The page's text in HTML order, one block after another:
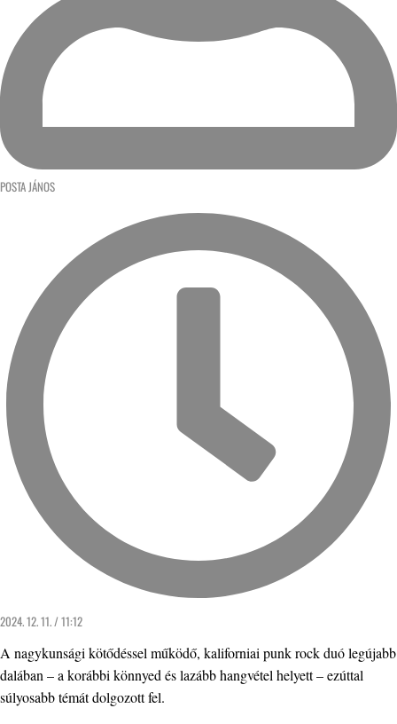
POSTA JÁNOS
2024. 12. 11. / 11:12
A nagykunsági kötődéssel működő, kaliforniai punk rock duó legújabb
dalában – a korábbi könnyed és lazább hangvétel helyett – ezúttal
súlyosabb témát dolgozott fel.